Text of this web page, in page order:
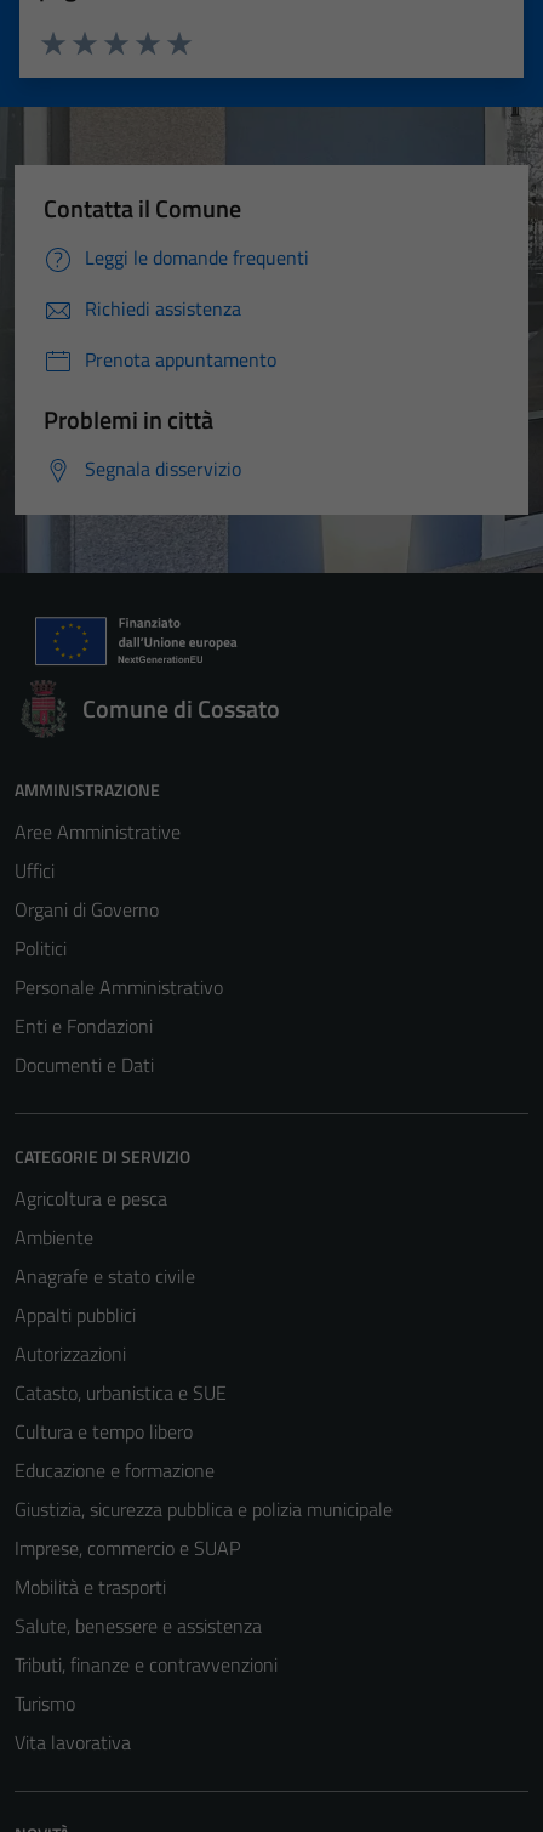
Valuta 5 stelle su 5
Valuta 4 stelle su 5
Valuta 3 stelle su 5
Valuta 2 stelle su 5
Valuta 1 stelle su 5
Contatta il Comune
Leggi le domande frequenti
Richiedi assistenza
Prenota appuntamento
Problemi in città
Segnala disservizio
Comune di Cossato
AMMINISTRAZIONE
Aree Amministrative
Uffici
Organi di Governo
Politici
Personale Amministrativo
Enti e Fondazioni
Documenti e Dati
CATEGORIE DI SERVIZIO
Agricoltura e pesca
Ambiente
Anagrafe e stato civile
Appalti pubblici
Autorizzazioni
Catasto, urbanistica e SUE
Cultura e tempo libero
Educazione e formazione
Giustizia, sicurezza pubblica e polizia municipale
Imprese, commercio e SUAP
Mobilità e trasporti
Salute, benessere e assistenza
Tributi, finanze e contravvenzioni
Turismo
Vita lavorativa